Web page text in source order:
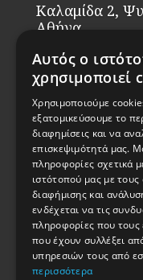
Καλαμίδα 2,
Αθήνα
Τηλ:
ΑΦΜ
Αυτός ο
χρησιμοποιεί
Χρησιμοποιούμε
εξατομικεύσουμε το
διαφημίσεις και να
επισκεψιμότητά μας.
πληροφορίες σχετικά
ιστότοπού μας με τους
διαφήμισης και
ενδέχεται να τις
πληροφορίες που τους
που έχουν συλλέξει
υπηρεσιών τους από
περισσότερα